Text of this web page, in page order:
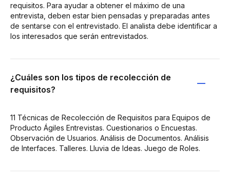
requisitos. Para ayudar a obtener el máximo de una
entrevista, deben estar bien pensadas y preparadas antes
de sentarse con el entrevistado. El analista debe identificar a
los interesados que serán entrevistados.
¿Cuáles son los tipos de recolección de
requisitos?
11 Técnicas de Recolección de Requisitos para Equipos de
Producto Ágiles Entrevistas. Cuestionarios o Encuestas.
Observación de Usuarios. Análisis de Documentos. Análisis
de Interfaces. Talleres. Lluvia de Ideas. Juego de Roles.